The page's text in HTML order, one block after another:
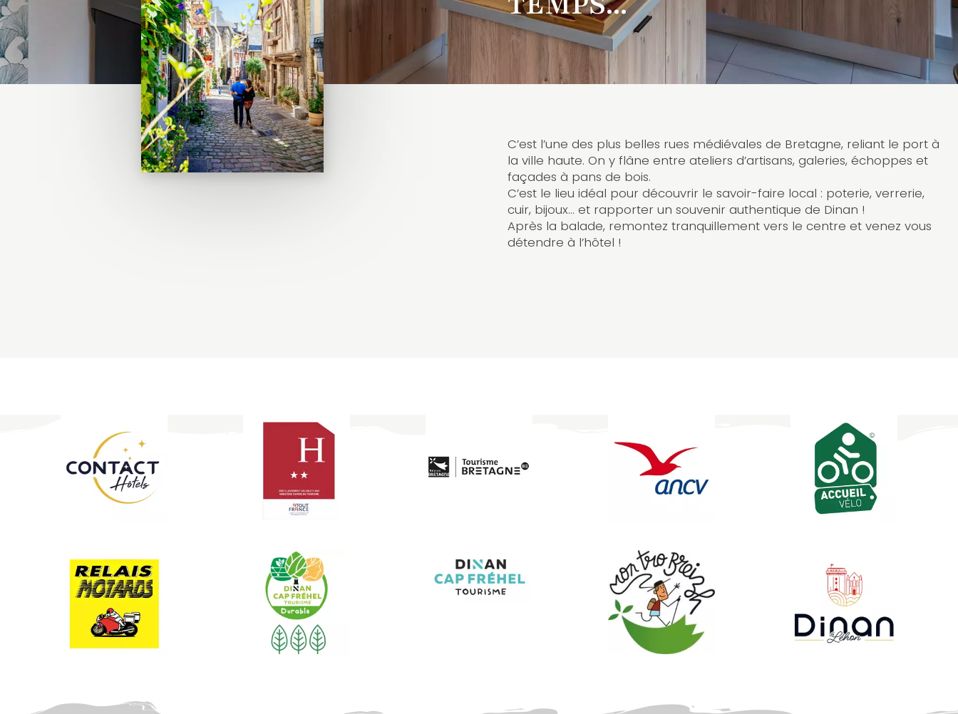
C’est l’une des plus belles rues médiévales de Bretagne, reliant le port à
la ville haute. On y flâne entre ateliers d’artisans, galeries, échoppes et
façades à pans de bois.
C’est le lieu idéal pour découvrir le savoir-faire local : poterie, verrerie,
cuir, bijoux… et rapporter un souvenir authentique de Dinan !
Après la balade, remontez tranquillement vers le centre et venez vous
détendre à l’hôtel !